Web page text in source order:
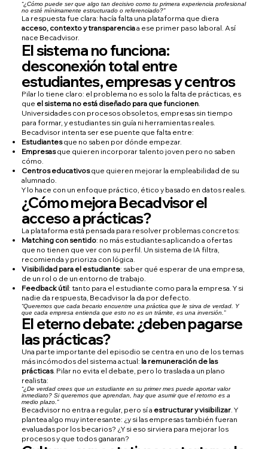
“¿Cómo puede ser que algo tan decisivo como tu primera experiencia profesional
no esté mínimamente estructurado o referenciado?”
La respuesta fue clara: hacía falta una plataforma que diera
acceso, contexto y transparenciaa ese primer paso laboral. Así
nace Becadvisor.
El sistema no funciona:
desconexión total entre
estudiantes, empresas y centros
Pilar lo tiene claro: el problema no es solo la falta de prácticas, es
que el sistema no está diseñado para que funcionen.
Universidades con procesos obsoletos, empresas sin tiempo
para formar, y estudiantes sin guía ni herramientas reales.
Becadvisor intenta ser ese puente que falta entre:
Estudiantesque no saben por dónde empezar.
Empresasque quieren incorporar talento joven pero no saben
cómo.
Centros educativosque quieren mejorar la empleabilidad de su
alumnado.
Y lo hace con un enfoque práctico, ético y basado en datos reales.
¿Cómo mejora Becadvisor el
acceso a prácticas?
La plataforma está pensada para resolver problemas concretos:
Matching con sentido: no más estudiantes aplicando a ofertas
que no tienen que ver con su perfil. Un sistema de IA filtra,
recomienda y prioriza con lógica.
Visibilidad para el estudiante: saber qué esperar de una empresa,
de un rol o de un entorno de trabajo.
Feedback útil: tanto para el estudiante como para la empresa. Y si
nadie da respuesta, Becadvisor la da por defecto.
“Queremos que cada becario encuentre una práctica que le sirva de verdad. Y
que cada empresa entienda que esto no es un trámite, es una inversión.”
El eterno debate: ¿deben pagarse
las prácticas?
Una parte importante del episodio se centra en uno de los temas
más incómodos del sistema actual: la remuneración de las
prácticas. Pilar no evita el debate, pero lo traslada a un plano
realista:
“¿De verdad crees que un estudiante en su primer mes puede aportar valor
inmediato? Si queremos que aprendan, hay que asumir que el retorno es a
medio plazo.”
Becadvisor no entra a regular, pero sí a estructurar y visibilizar. Y
plantea algo muy interesante: ¿y si las empresas también fueran
evaluadas por los becarios? ¿Y si eso sirviera para mejorar los
procesos y que todos ganaran?